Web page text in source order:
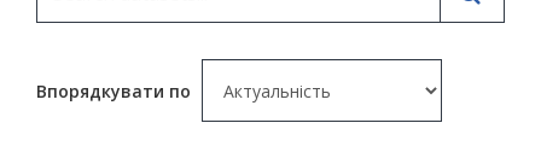
Впорядкувати по